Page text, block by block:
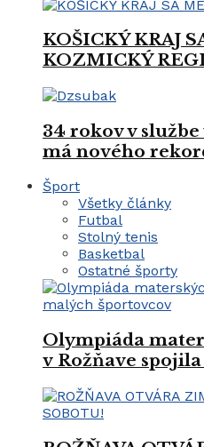
KOŠICKÝ KRAJ
KOZMICKÝ
34 rokov v
má nového
Šport
Všetky články
Futbal
Stolný tenis
Basketbal
Ostatné športy
Olympiáda
v Rožňave